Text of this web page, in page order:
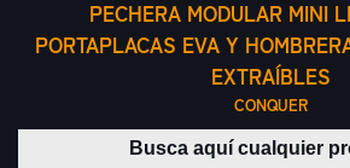
PECHERA MODULAR MINI
PORTAPLACAS EVA Y
EXTRAÍBLES
CONQUER
Buscar